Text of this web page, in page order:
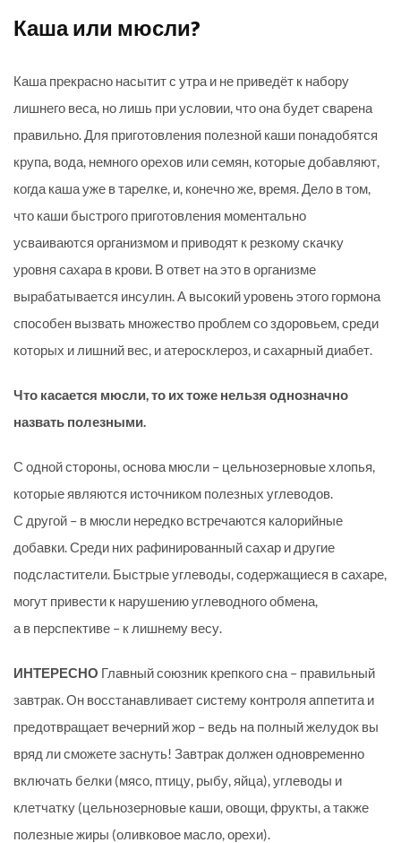
Каша или мюсли?
Каша прекрасно насытит с утра и не приведёт к набору
лишнего веса, но лишь при условии, что она будет сварена
правильно. Для приготовления полезной каши понадобятся
крупа, вода, немного орехов или семян, которые добавляют,
когда каша уже в тарелке, и, конечно же, время. Дело в том,
что каши быстрого приготовления моментально
усваиваются организмом и приводят к резкому скачку
уровня сахара в крови. В ответ на это в организме
вырабатывается инсулин. А высокий уровень этого гормона
способен вызвать множество проблем со здоровьем, среди
которых и лишний вес, и атеросклероз, и сахарный диабет.
Что касается мюсли, то их тоже нельзя однозначно
назвать полезными.
С одной стороны, основа мюсли – цельнозерновые хлопья,
которые являются источником полезных углеводов.
С другой – в мюсли нередко встречаются калорийные
добавки. Среди них рафинированный сахар и другие
подсластители. Быстрые углеводы, содержащиеся в сахаре,
могут привести к нарушению углеводного обмена,
а в перспективе – к лишнему весу.
ИНТЕРЕСНО Главный союзник крепкого сна – правильный
завтрак. Он восстанавливает систему контроля аппетита и
предотвращает вечерний жор – ведь на полный желудок вы
вряд ли сможете заснуть! Завтрак должен одновременно
включать белки (мясо, птицу, рыбу, яйца), углеводы и
клетчатку (цельнозерновые каши, овощи, фрукты, а также
полезные жиры (оливковое масло, орехи).